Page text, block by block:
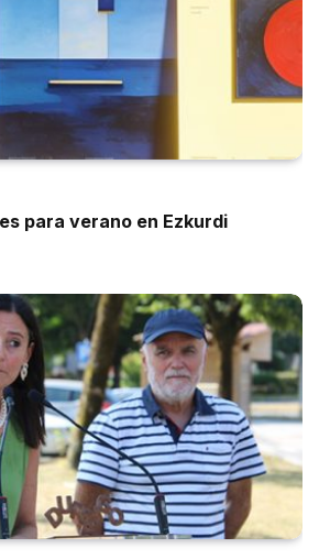
para verano en Ezkurdi